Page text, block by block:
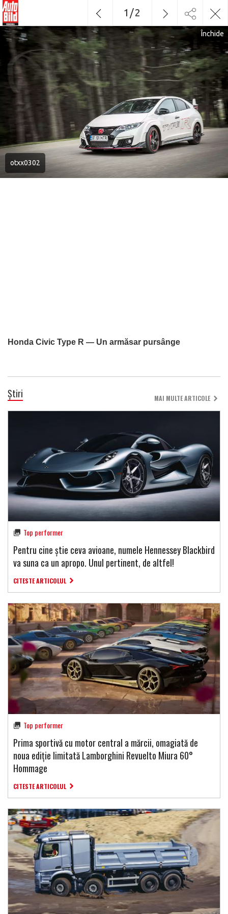
otxx0302
Honda Civic Type R — Un armăsar pursânge
Închide
1 /2
Știri MAI MULTE ARTICOLE
Top performer
Pentru cine știe ceva avioane, numele Hennessey Blackbird
va suna ca un apropo. Unul pertinent, de altfel!
CITESTE ARTICOLUL
Top performer
Prima sportivă cu motor central a mărcii, omagiată de
noua ediție limitată Lamborghini Revuelto Miura 60°
Hommage
CITESTE ARTICOLUL